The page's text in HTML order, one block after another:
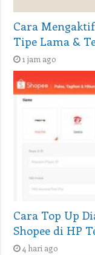
Cara
Tipe Lama &
1 jam ago
Cara Top Up
Shopee di HP
4 hari ago